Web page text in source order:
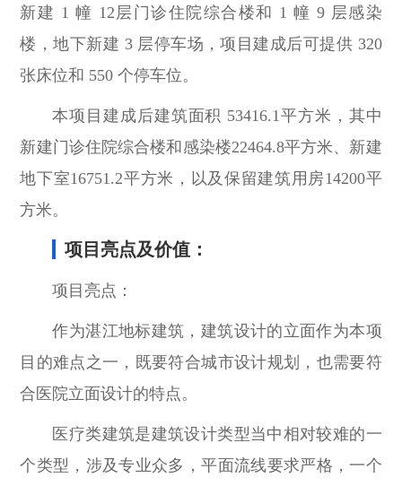
新建 1 幢 12层门诊住院综合楼和 1 幢 9 层感染
楼，地下新建 3 层停车场，项目建成后可提供 320
张床位和 550 个停车位。
本项目建成后建筑面积 53416.1平方米，其中
新建门诊住院综合楼和感染楼22464.8平方米、新建
地下室16751.2平方米，以及保留建筑用房14200平
方米。
项目亮点及价值：
项目亮点：
作为湛江地标建筑，建筑设计的立面作为本项
目的难点之一，既要符合城市设计规划，也需要符
合医院立面设计的特点。
医疗类建筑是建筑设计类型当中相对较难的一
个类型，涉及专业众多，平面流线要求严格，一个